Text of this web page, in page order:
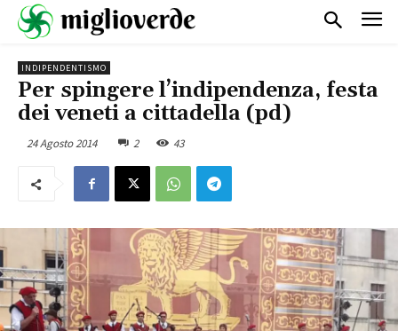
INDIPENDENTISMO
Per spingere l’indipendenza, festa
dei veneti a cittadella (pd)
24 Agosto 2014 2 43